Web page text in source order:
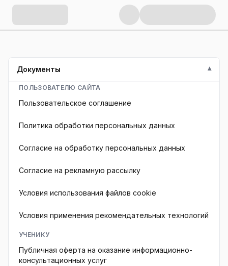
Документы
ПОЛЬЗОВАТЕЛЮ САЙТА
Пользовательское соглашение
Политика обработки персональных данных
Согласие на обработку персональных данных
Согласие на рекламную рассылку
Условия использования файлов cookie
Условия применения рекомендательных технологий
УЧЕНИКУ
Публичная оферта на оказание информационно-
консультационных услуг